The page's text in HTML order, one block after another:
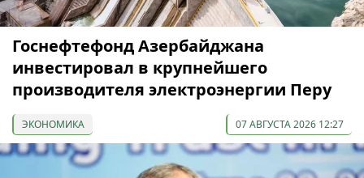
Госнефтефонд Азербайджана
инвестировал в крупнейшего
производителя электроэнергии Перу
ЭКОНОМИКА 07 АВГУСТА 2026 12:27